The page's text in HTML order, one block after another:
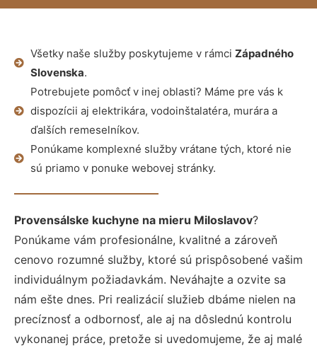
Všetky naše služby poskytujeme v rámci Západného
Slovenska.
Potrebujete pomôcť v inej oblasti? Máme pre vás k
dispozícii aj elektrikára, vodoinštalatéra, murára a
ďalších remeselníkov.
Ponúkame komplexné služby vrátane tých, ktoré nie
sú priamo v ponuke webovej stránky.
Provensálske kuchyne na mieru Miloslavov?
Ponúkame vám profesionálne, kvalitné a zároveň
cenovo rozumné služby, ktoré sú prispôsobené vašim
individuálnym požiadavkám. Neváhajte a ozvite sa
nám ešte dnes. Pri realizácií služieb dbáme nielen na
precíznosť a odbornosť, ale aj na dôslednú kontrolu
vykonanej práce, pretože si uvedomujeme, že aj malé